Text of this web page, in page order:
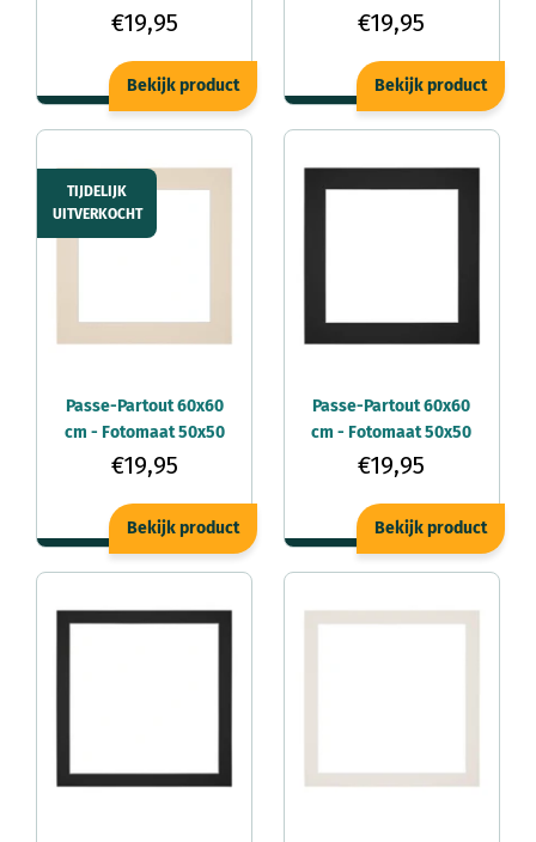
cm - Groen Bos - Voor
€19,95
Bekijk product
cm - Lichtgrijs - Voor
€19,95
Bekijk product
TIJDELIJK
UITVERKOCHT
Passe-Partout 60x60
cm - Fotomaat 50x50
cm - Teinte - Voor
€19,95
Bekijk product
Passe-Partout 60x60
cm - Fotomaat 50x50
cm - Zwart - Voor
€19,95
Bekijk product